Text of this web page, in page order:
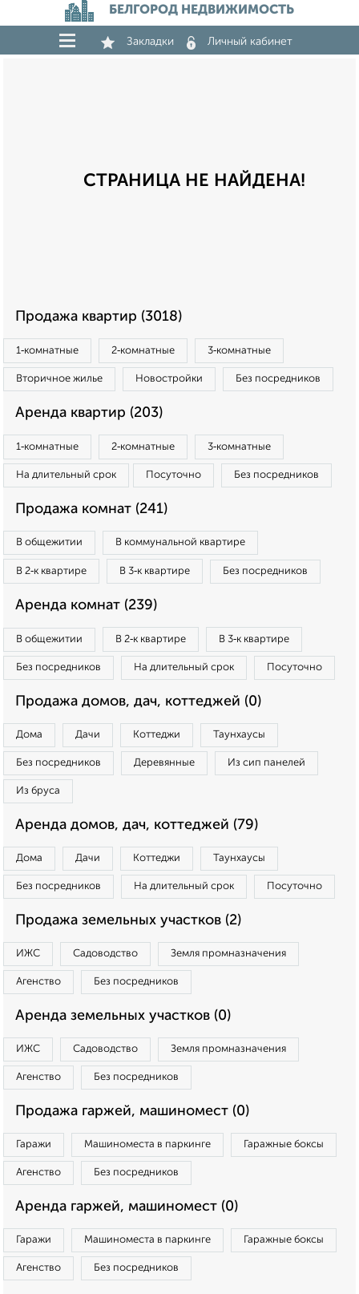
БЕЛГОРОД НЕДВИЖИМОСТЬ
Закладки Личный кабинет
СТРАНИЦА НЕ НАЙДЕНА!
Продажа квартир (3018)
1‑комнатные 2‑комнатные 3‑комнатные
Вторичное жилье Новостройки Без посредников
Аренда квартир (203)
1‑комнатные 2‑комнатные 3‑комнатные
На длительный срок Посуточно Без посредников
Продажа комнат (241)
В общежитии В коммунальной квартире
В 2‑к квартире В 3‑к квартире Без посредников
Аренда комнат (239)
В общежитии В 2‑к квартире В 3‑к квартире
Без посредников На длительный срок Посуточно
Продажа домов, дач, коттеджей (0)
Дома Дачи Коттеджи Таунхаусы
Без посредников Деревянные Из сип панелей
Из бруса
Аренда домов, дач, коттеджей (79)
Дома Дачи Коттеджи Таунхаусы
Без посредников На длительный срок Посуточно
Продажа земельных участков (2)
ИЖС Садоводство Земля промназначения
Агенство Без посредников
Аренда земельных участков (0)
ИЖС Садоводство Земля промназначения
Агенство Без посредников
Продажа гаржей, машиномест (0)
Гаражи Машиноместа в паркинге Гаражные боксы
Агенство Без посредников
Аренда гаржей, машиномест (0)
Гаражи Машиноместа в паркинге Гаражные боксы
Агенство Без посредников